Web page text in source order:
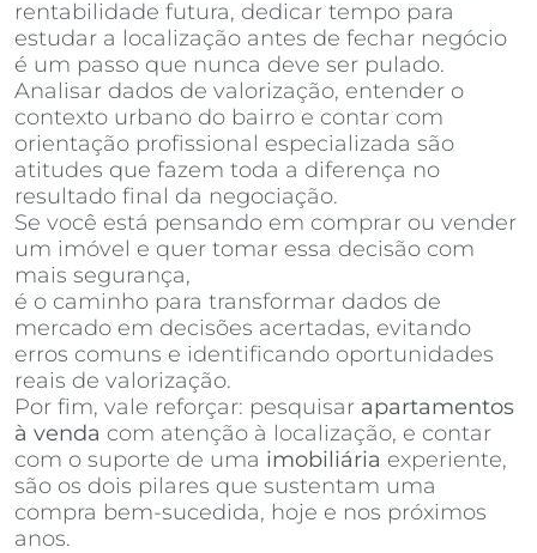
rentabilidade futura, dedicar tempo para
estudar a localização antes de fechar negócio
é um passo que nunca deve ser pulado.
Analisar dados de valorização, entender o
contexto urbano do bairro e contar com
orientação profissional especializada são
atitudes que fazem toda a diferença no
resultado final da negociação.
Se você está pensando em comprar ou vender
um imóvel e quer tomar essa decisão com
mais segurança,
é o caminho para transformar dados de
mercado em decisões acertadas, evitando
erros comuns e identificando oportunidades
reais de valorização.
Por fim, vale reforçar: pesquisar apartamentos
à venda com atenção à localização, e contar
com o suporte de uma imobiliária experiente,
são os dois pilares que sustentam uma
compra bem-sucedida, hoje e nos próximos
anos.